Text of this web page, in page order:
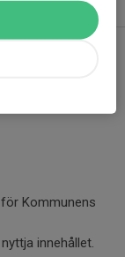
har frågor!
Kommunens
innehållet.